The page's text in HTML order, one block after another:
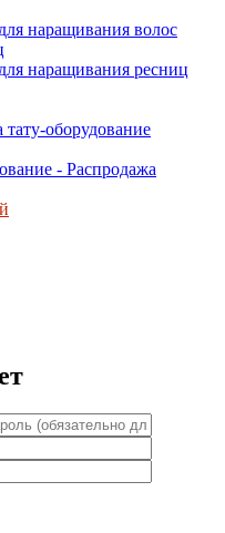
наращивания волос
наращивания ресниц
оборудование
- Распродажа